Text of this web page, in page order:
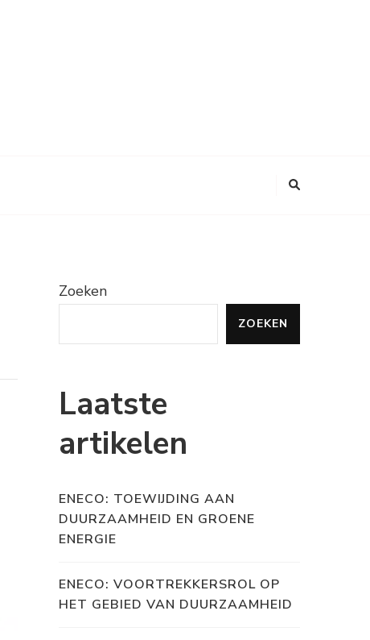
Zoeken
ZOEKEN
Laatste
artikelen
ENECO: TOEWIJDING AAN
DUURZAAMHEID EN GROENE
ENERGIE
ENECO: VOORTREKKERSROL OP
HET GEBIED VAN DUURZAAMHEID